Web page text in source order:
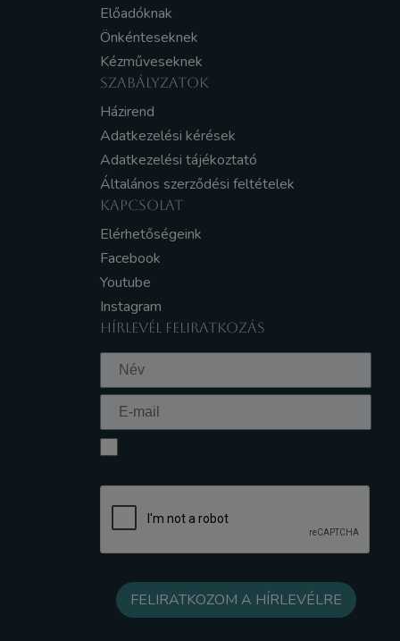
Előadóknak
Önkénteseknek
Kézműveseknek
SZABÁLYZATOK
Házirend
Adatkezelési kérések
Adatkezelési tájékoztató
Általános szerződési feltételek
KAPCSOLAT
Elérhetőségeink
Facebook
Youtube
Instagram
HÍRLEVÉL FELIRATKOZÁS